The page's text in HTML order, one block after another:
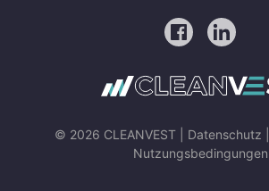
FacebookLinkedIn
© 2026 CLEANVEST | Datenschutz
Nutzungsbedingungen